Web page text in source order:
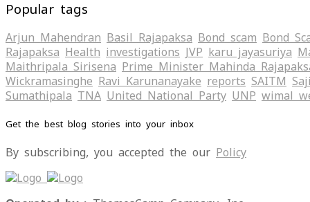
Popular tags
Arjun Mahendran Basil Rajapaksa Bond scam Bond
Rajapaksa Health investigations JVP karu jayasuriya
Maithripala Sirisena Prime Minister Mahinda
Wickramasinghe Ravi Karunanayake reports SAITM
Sumathipala TNA United National Party UNP wimal
Get the best blog stories into your inbox
By subscribing, you accepted the our Policy